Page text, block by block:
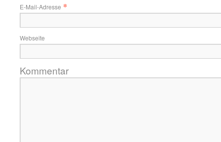
E-Mail-Adresse *
Webseite
Kommentar